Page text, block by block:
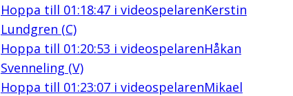
Hoppa till 01:18:47i videospelarenKerstin
Lundgren (C)
Hoppa till 01:20:53 i videospelarenHåkan
Svenneling (V)
Hoppa till 01:23:07i videospelarenMikael